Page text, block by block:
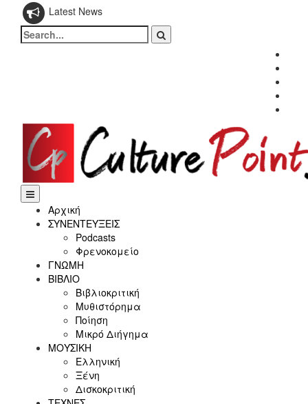
Latest News
Search
for:
Αρχική
ΣΥΝΕΝΤΕΥΞΕΙΣ
Podcasts
Φρενοκομείο
ΓΝΩΜΗ
ΒΙΒΛΙΟ
Βιβλιοκριτική
Μυθιστόρημα
Ποίηση
Μικρό Διήγημα
ΜΟΥΣΙΚΗ
Ελληνική
Ξένη
Δισκοκριτική